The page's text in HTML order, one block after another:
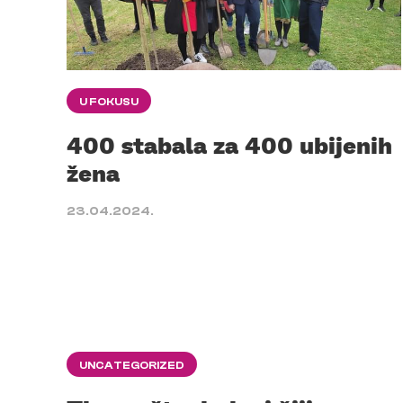
U FOKUSU
400 stabala za 400 ubijenih
žena
23.04.2024.
UNCATEGORIZED